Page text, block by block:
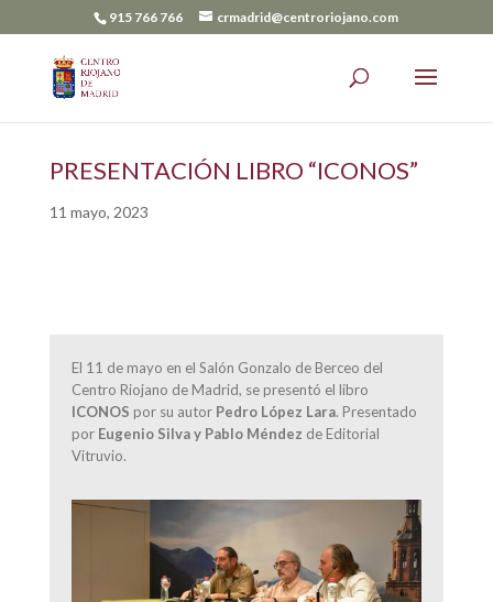
915 766 766 crmadrid@centroriojano.com
PRESENTACIÓN LIBRO “ICONOS”
11 mayo, 2023
El 11 de mayo en el Salón Gonzalo de Berceo del
Centro Riojano de Madrid, se presentó el libro
ICONOS por su autor Pedro López Lara. Presentado
por Eugenio Silva y Pablo Méndez de Editorial
Vitruvio.